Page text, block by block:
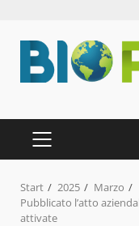
Inhalt
springen
PRIMÄRES
MENÜ
Start 2025
Marzo
Pubblicato l’atto
attivate